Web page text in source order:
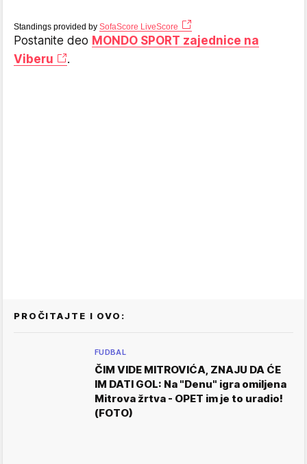
Standings provided by SofaScore LiveScore
Postanite deo MONDO SPORT zajednice na
Viberu
.
PROČITAJTE I OVO:
FUDBAL
ČIM VIDE MITROVIĆA, ZNAJU DA ĆE
IM DATI GOL: Na "Denu" igra omiljena
Mitrova žrtva - OPET im je to uradio!
(FOTO)